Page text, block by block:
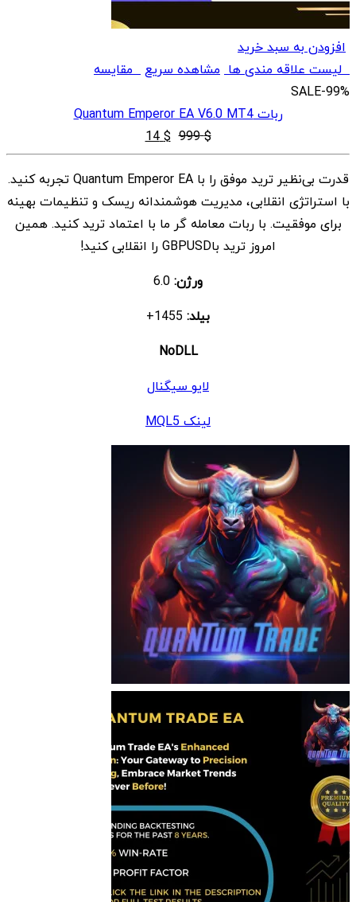
افزودن به سبد خرید
لیست علاقه مندی ها مشاهده سریعمقایسه
SALE-99%
ربات Quantum Emperor EA V6.0 MT4
$
999
قیمت
اصلی
$ 999
بود.
$
14
قیمت
فعلی
$ 14
است.
قدرت بی‌نظیر ترید موفق را با Quantum Emperor EA تجربه کنید.
با استراتژی انقلابی، مدیریت هوشمندانه ریسک و تنظیمات بهینه
برای موفقیت. با ربات معامله گر ما با اعتماد ترید کنید. همین
امروز ترید باGBPUSD را انقلابی کنید!
ورژن:
بیلد:
NoDLL
لایو سیگنال
لینک MQL5